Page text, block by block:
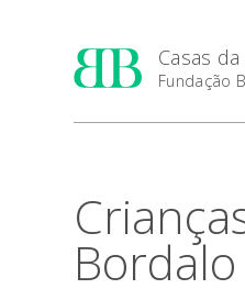
Casas
Fundação